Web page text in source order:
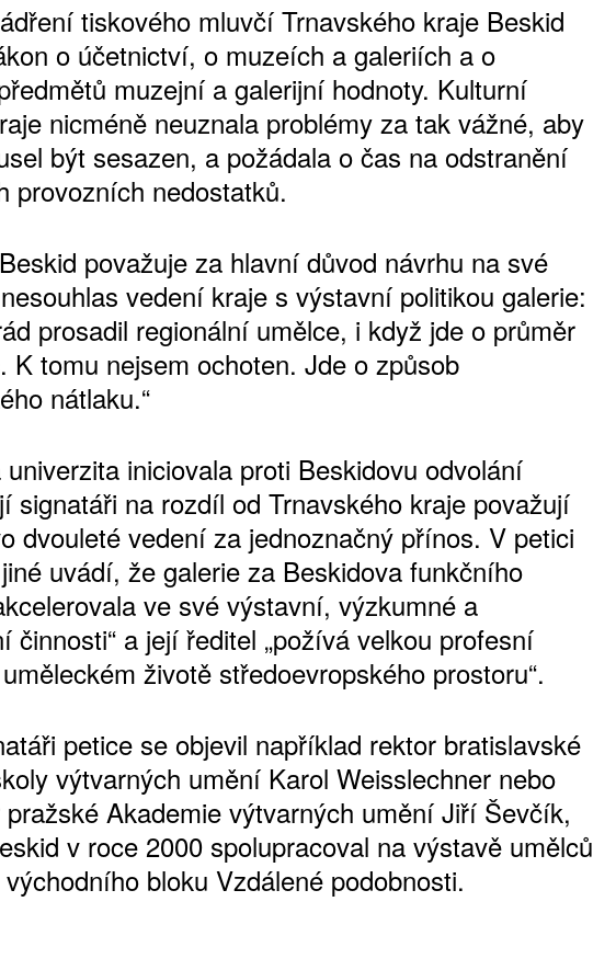
tiskového mluvčí Trnavského kraje Beskid
o účetnictví, o muzeích a galeriích a o
muzejní a galerijní hodnoty. Kulturní
nicméně neuznala problémy za tak vážné, aby
být sesazen, a požádala o čas na odstranění
provozních nedostatků.
považuje za hlavní důvod návrhu na své
vedení kraje s výstavní politikou galerie:
prosadil regionální umělce, i když jde o průměr
K tomu nejsem ochoten. Jde o způsob
nátlaku.“
univerzita iniciovala proti Beskidovu odvolání
signatáři na rozdíl od Trnavského kraje považují
dvouleté vedení za jednoznačný přínos. V petici
uvádí, že galerie za Beskidova funkčního
ve své výstavní, výzkumné a
činnosti“ a její ředitel „požívá velkou profesní
životě středoevropského prostoru“.
petice se objevil například rektor bratislavské
výtvarných umění Karol Weisslechner nebo
Akademie výtvarných umění Jiří Ševčík,
v roce 2000 spolupracoval na výstavě umělců
bloku Vzdálené podobnosti.